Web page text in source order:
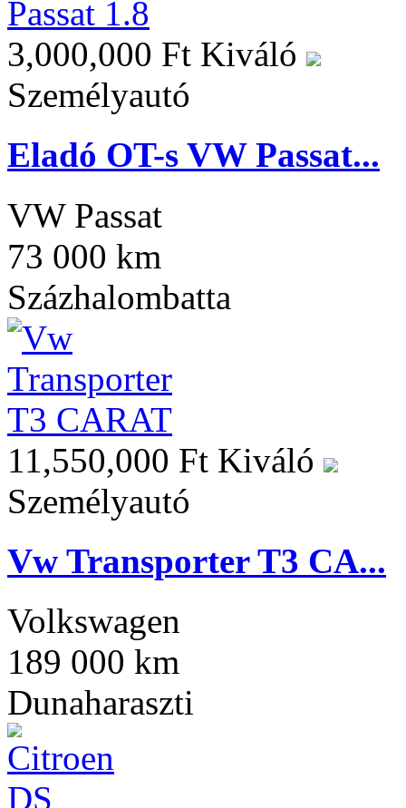
3,000,000 Ft Kiváló
Személyautó
Eladó OT-s VW Passat...
VW Passat
73 000 km
Százhalombatta
11,550,000 Ft Kiváló
Személyautó
Vw Transporter T3 CA...
Volkswagen
189 000 km
Dunaharaszti